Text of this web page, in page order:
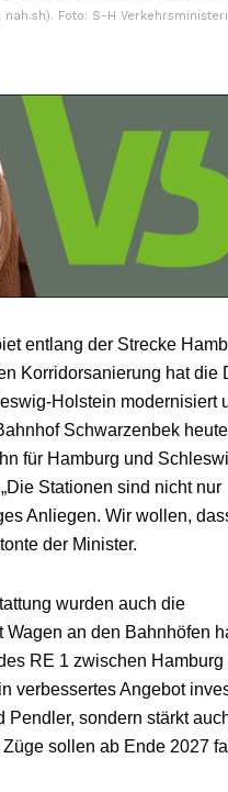
nah.sh). Foto: S-H
entlang der Strecke
Korridorsanierung hat die
Holstein modernisiert
Schwarzenbek
für Hamburg und
Stationen sind nicht nur
Anliegen. Wir wollen,
der Minister.
wurden auch die
an den Bahnhöfen
RE 1 zwischen Hamburg
verbessertes Angebot
sondern stärkt
sollen ab Ende 2027